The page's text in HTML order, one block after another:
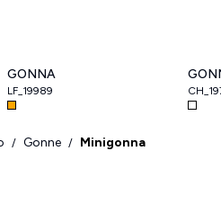
GONNA
LF_19989
/ Gonne / Minigonna